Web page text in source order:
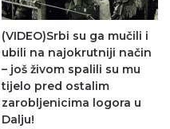
(VIDEO)Srbi su ga mučili i
ubili na najokrutniji način
– još živom spalili su mu
tijelo pred ostalim
zarobljenicima logora u
Dalju!